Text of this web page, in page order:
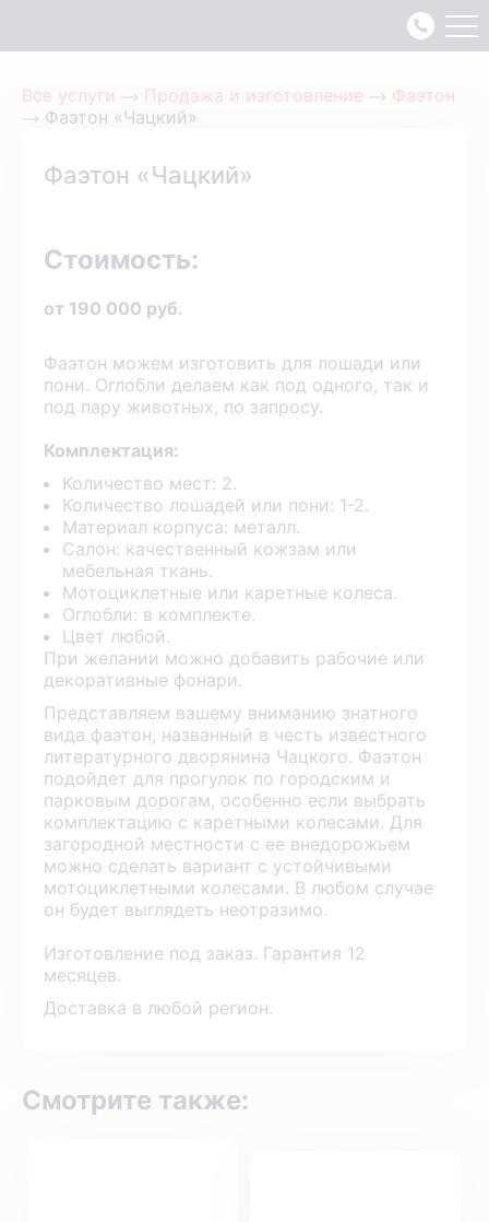
Все услуги Продажа и изготовление
Фаэтон
Фаэтон «Чацкий»
Фаэтон «Чацкий»
Стоимость:
от 190 000 руб.
Фаэтон можем изготовить для лошади или
пони. Оглобли делаем как под одного, так и
под пару животных, по запросу.
Комплектация:
Количество мест: 2.
Количество лошадей или пони: 1-2.
Материал корпуса: металл.
Салон: качественный кожзам или
мебельная ткань.
Мотоциклетные или каретные колеса.
Оглобли: в комплекте.
Цвет любой.
При желании можно добавить рабочие или
декоративные фонари.
Представляем вашему вниманию знатного
вида фаэтон, названный в честь известного
литературного дворянина Чацкого. Фаэтон
подойдет для прогулок по городским и
парковым дорогам, особенно если выбрать
комплектацию с каретными колесами. Для
загородной местности с ее внедорожьем
можно сделать вариант с устойчивыми
мотоциклетными колесами. В любом случае
он будет выглядеть неотразимо.
Изготовление под заказ. Гарантия 12
месяцев.
Доставка в любой регион.
Смотрите также: